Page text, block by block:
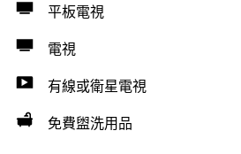
平板電視
電視
有線或衛星電視
免費盥洗用品